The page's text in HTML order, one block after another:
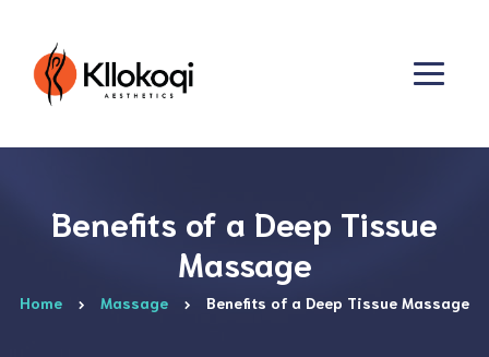
Benefits of a Deep Tissue
Massage
Home Massage Benefits of a Deep Tissue Massage